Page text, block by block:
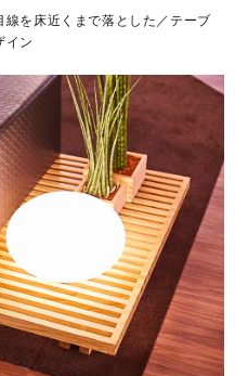
を床近くまで落とした／テーブ
イン